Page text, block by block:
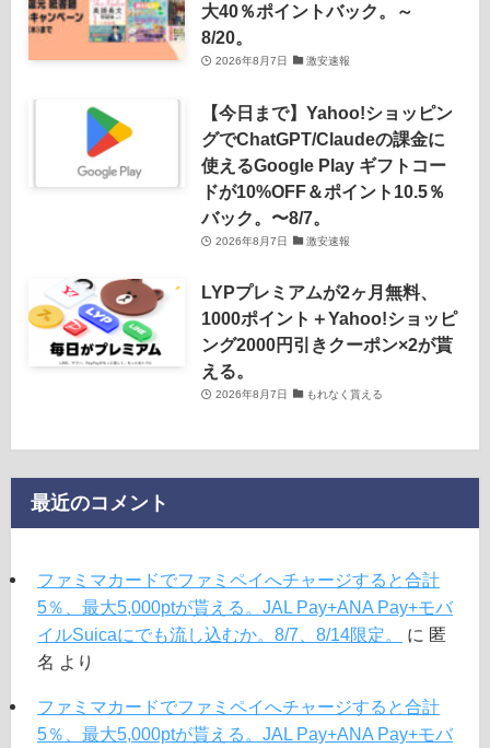
大40％ポイントバック。～
8/20。
2026年8月7日 激安速報
【今日まで】Yahoo!ショッピン
グでChatGPT/Claudeの課金に
使えるGoogle Play ギフトコー
ドが10%OFF＆ポイント10.5％
バック。〜8/7。
2026年8月7日 激安速報
LYPプレミアムが2ヶ月無料、
1000ポイント＋Yahoo!ショッピ
ング2000円引きクーポン×2が貰
える。
2026年8月7日 もれなく貰える
最近のコメント
ファミマカードでファミペイへチャージすると合計
5％、最大5,000ptが貰える。JAL Pay+ANA Pay+モバ
イルSuicaにでも流し込むか。8/7、8/14限定。
に 匿
名 より
ファミマカードでファミペイへチャージすると合計
5％、最大5,000ptが貰える。JAL Pay+ANA Pay+モバ